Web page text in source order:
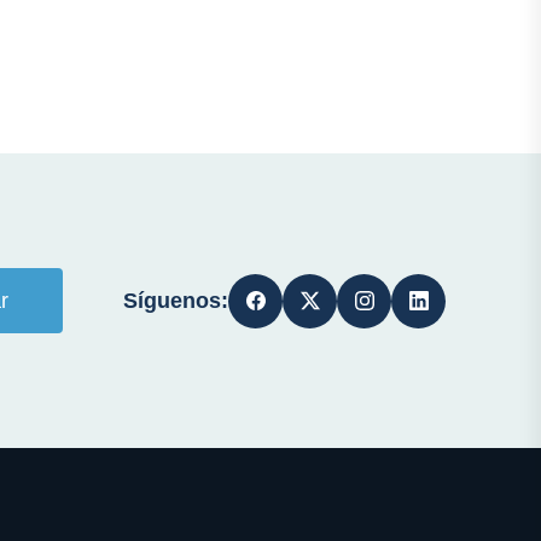
Síguenos: